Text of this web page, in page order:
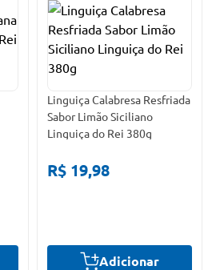
Linguiça Calabresa Resfriada
Sabor Limão Siciliano
Linguiça do Rei 380g
R$ 19,98
Adicionar